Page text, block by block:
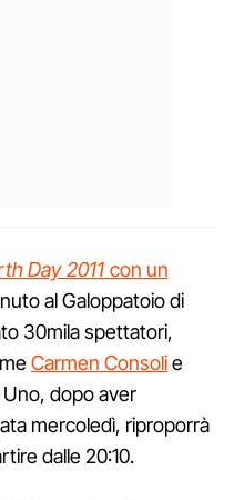
Day 2011 con un
al Galoppatoio di
30mila spettatori,
Carmen Consolie
dopo aver
mercoledì, riproporrà
dalle 20:10.